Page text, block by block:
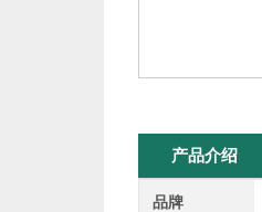
产品介绍
品牌